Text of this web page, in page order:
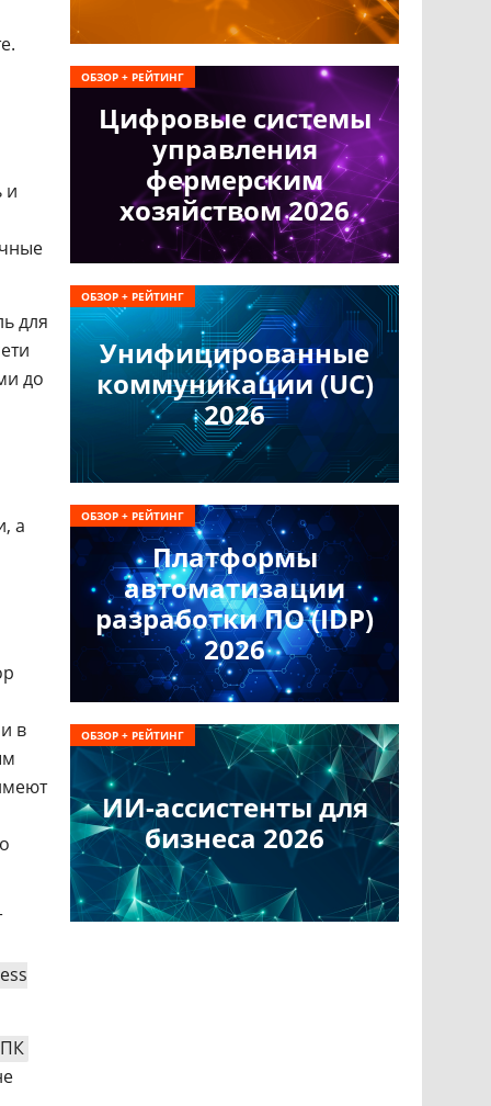
и
для
до
а
в
Цифровые системы
управления
фермерским
хозяйством 2026
ОБЗОР + РЕЙТИНГ
Унифицированные
коммуникации (UC)
2026
ОБЗОР + РЕЙТИНГ
Платформы
автоматизации
разработки ПО (IDP)
2026
ОБЗОР + РЕЙТИНГ
ИИ-ассистенты для
бизнеса 2026
ОБЗОР + РЕЙТИНГ